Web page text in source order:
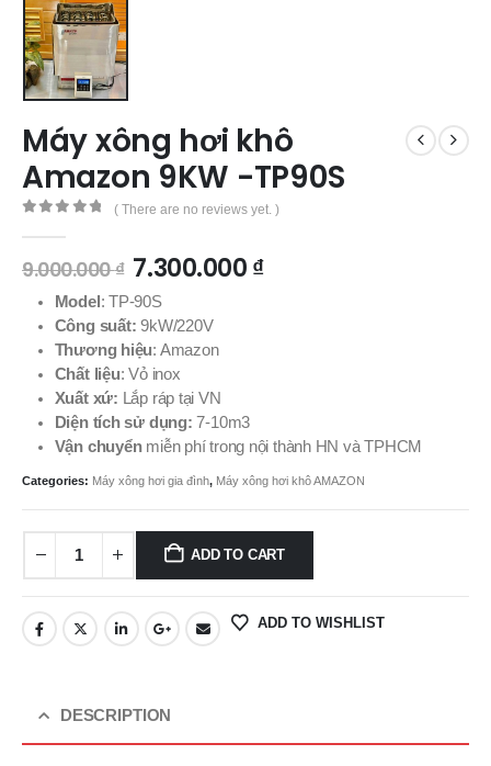
Máy xông hơi khô
Amazon 9KW -TP90S
( There are no reviews yet. )
9.000.000₫ 7.300.000₫
Model : TP-90S
Công suất: 9kW/220V
Thương hiệu: Amazon
Chất liệu: Vỏ inox
Xuất xứ: Lắp ráp tại VN
Diện tích sử dụng: 7-10m3
Vận chuyểnmiễn phí trong nội thành HN và TPHCM
Categories: Máy xông hơi gia đình, Máy xông hơi khô AMAZON
ADD TO CART
ADD TO WISHLIST
DESCRIPTION